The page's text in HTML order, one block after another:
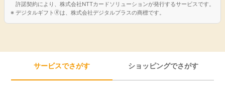
許諾契約により、株式会社NTTカードソリューションが発行するサービスです。
デジタルギフト🄬は、株式会社デジタルプラスの商標です。
サービスでさがす ショッピングでさがす